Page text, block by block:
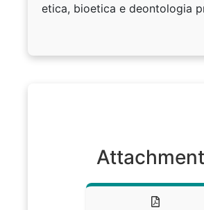
etica, bioetica e deontologia